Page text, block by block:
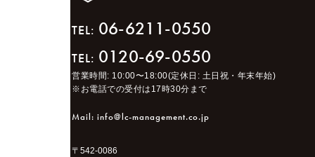
TEL: 06-6211-0550
TEL: 0120-69-0550
営業時間: 10:00〜18:00(定休日: 土日祝・年末年始)
※お電話での受付は17時30分まで
Mail: info@lc-management.co.jp
〒542-0086